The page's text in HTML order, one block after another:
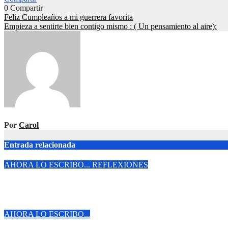
0 Compartir
Navegación
de
Feliz Cumpleaños a mi guerrera favorita
Empieza a sentirte bien contigo mismo : ( Un pensamiento al aire):
Por Carol
Entrada relacionada
AHORA LO ESCRIBO... REFLEXIONES
AHORA LO ESCRIBO...